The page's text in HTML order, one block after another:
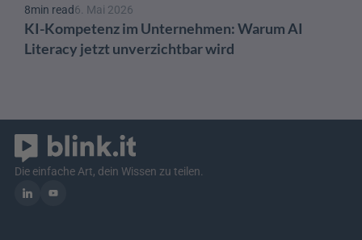
8min read6. Mai 2026
KI-Kompetenz im Unternehmen: Warum AI
Literacy jetzt unverzichtbar wird
Die einfache Art, dein Wissen zu teilen.